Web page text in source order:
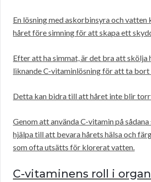
En lösning med askorbinsyra och vatten
håret före simning för att skapa ett
Efter att ha simmat, är det bra att skölja
liknande C-vitaminlösning för att ta bort
Detta kan bidra till att håret inte blir
Genom att använda C-vitamin på
hjälpa till att bevara hårets hälsa och
som ofta utsätts för klorerat vatten.
C-vitaminens roll i